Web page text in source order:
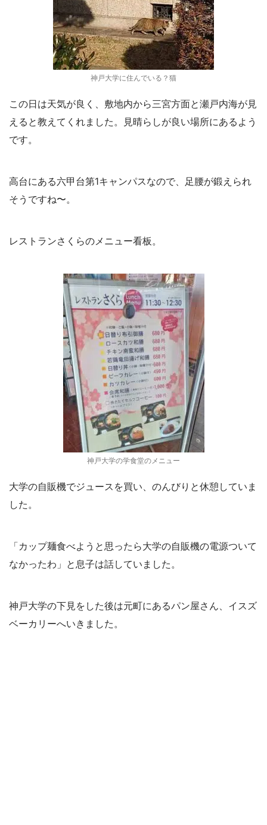
神戸大学に住んでいる？猫
この日は天気が良く、敷地内から三宮方面と瀬戸内海が見
えると教えてくれました。見晴らしが良い場所にあるよう
です。
高台にある六甲台第1キャンパスなので、足腰が鍛えられ
そうですね〜。
レストランさくらのメニュー看板。
神戸大学の学食堂のメニュー
大学の自販機でジュースを買い、のんびりと休憩していま
した。
「カップ麺食べようと思ったら大学の自販機の電源ついて
なかったわ」と息子は話していました。
神戸大学の下見をした後は元町にあるパン屋さん、イスズ
ベーカリーへいきました。